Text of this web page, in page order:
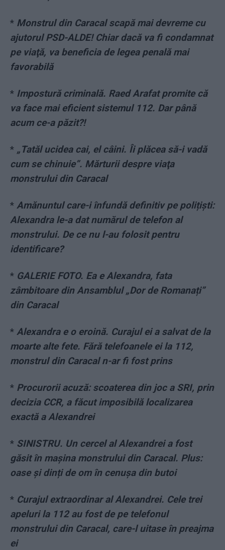
* Monstrul din Caracal scapă mai devreme cu
ajutorul PSD-ALDE! Chiar dacă va fi condamnat
pe viaţă, va beneficia de legea penală mai
favorabilă
* Impostură criminală. Raed Arafat promite că
va face mai eficient sistemul 112. Dar până
acum ce-a păzit?!
* „Tatăl ucidea cai, el câini. Îi plăcea să-i vadă
cum se chinuie”. Mărturii despre viaţa
monstrului din Caracal
* Amănuntul care-i înfundă definitiv pe polițiști:
Alexandra le-a dat numărul de telefon al
monstrului. De ce nu l-au folosit pentru
identificare?
* GALERIE FOTO. Ea e Alexandra, fata
zâmbitoare din Ansamblul „Dor de Romanați”
din Caracal
* Alexandra e o eroină. Curajul ei a salvat de la
moarte alte fete. Fără telefoanele ei la 112,
monstrul din Caracal n-ar fi fost prins
* Procurorii acuză: scoaterea din joc a SRI, prin
decizia CCR, a făcut imposibilă localizarea
exactă a Alexandrei
* SINISTRU. Un cercel al Alexandrei a fost
găsit în mașina monstrului din Caracal. Plus:
oase și dinți de om în cenușa din butoi
* Curajul extraordinar al Alexandrei. Cele trei
apeluri la 112 au fost de pe telefonul
monstrului din Caracal, care-l uitase în preajma
ei